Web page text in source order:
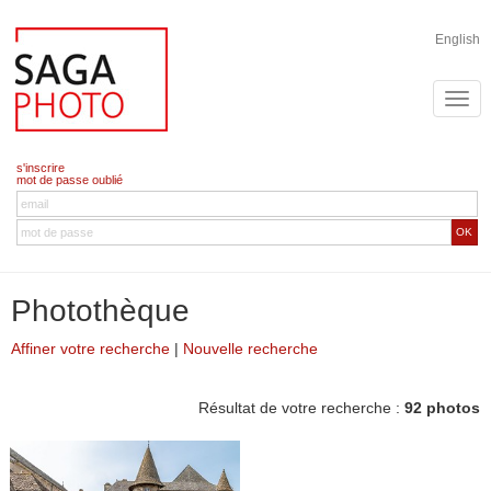
English
s'inscrire
mot de passe oublié
OK
Photothèque
Affiner votre recherche | Nouvelle recherche
Résultat de votre recherche : 92 photos